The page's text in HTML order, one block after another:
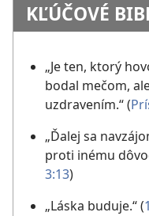
KĽÚČOVÉ
„Je ten, ktorý
bodal mečom,
uzdravením.“ ​(
„Ďalej sa
proti inému
3:13)
„Láska buduje.“ ​(